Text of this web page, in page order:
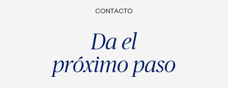
CONTACTO
Da el
próximo paso